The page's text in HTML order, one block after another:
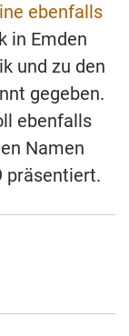
ebenfalls
in Emden
und zu den
gegeben.
ebenfalls
Namen
präsentiert.